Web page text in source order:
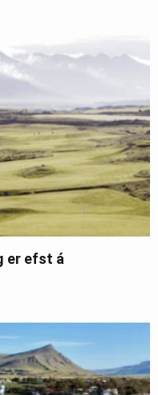
er efst á